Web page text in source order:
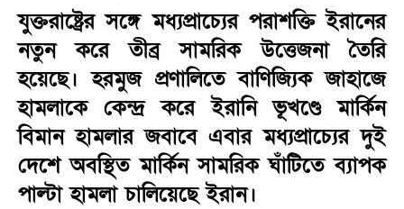
যুক্তরাষ্ট্রের সঙ্গে মধ্যপ্রাচ্যের পরাশক্তি ইরানের
নতুন করে তীব্র সামরিক উত্তেজনা তৈরি
হয়েছে। হরমুজ প্রণালিতে বাণিজ্যিক জাহাজে
হামলাকে কেন্দ্র করে ইরানি ভূখণ্ডে মার্কিন
বিমান হামলার জবাবে এবার মধ্যপ্রাচ্যের দুই
দেশে অবস্থিত মার্কিন সামরিক ঘাঁটিতে ব্যাপক
পাল্টা হামলা চালিয়েছে ইরান।